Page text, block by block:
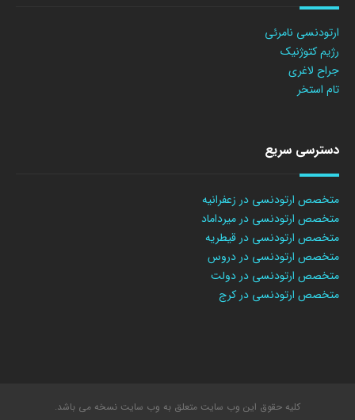
ارتودنسی نامرئی
رژیم کتوژنیک
جراح لاغری
تام استخر
دسترسی سریع
متخصص ارتودنسی در زعفرانیه
متخصص ارتودنسی در میرداماد
متخصص ارتودنسی در قیطریه
متخصص ارتودنسی در دروس
متخصص ارتودنسی در دولت
متخصص ارتودنسی در کرج
کلیه حقوق این وب سایت متعلق به وب سایت نسخه می باشد.